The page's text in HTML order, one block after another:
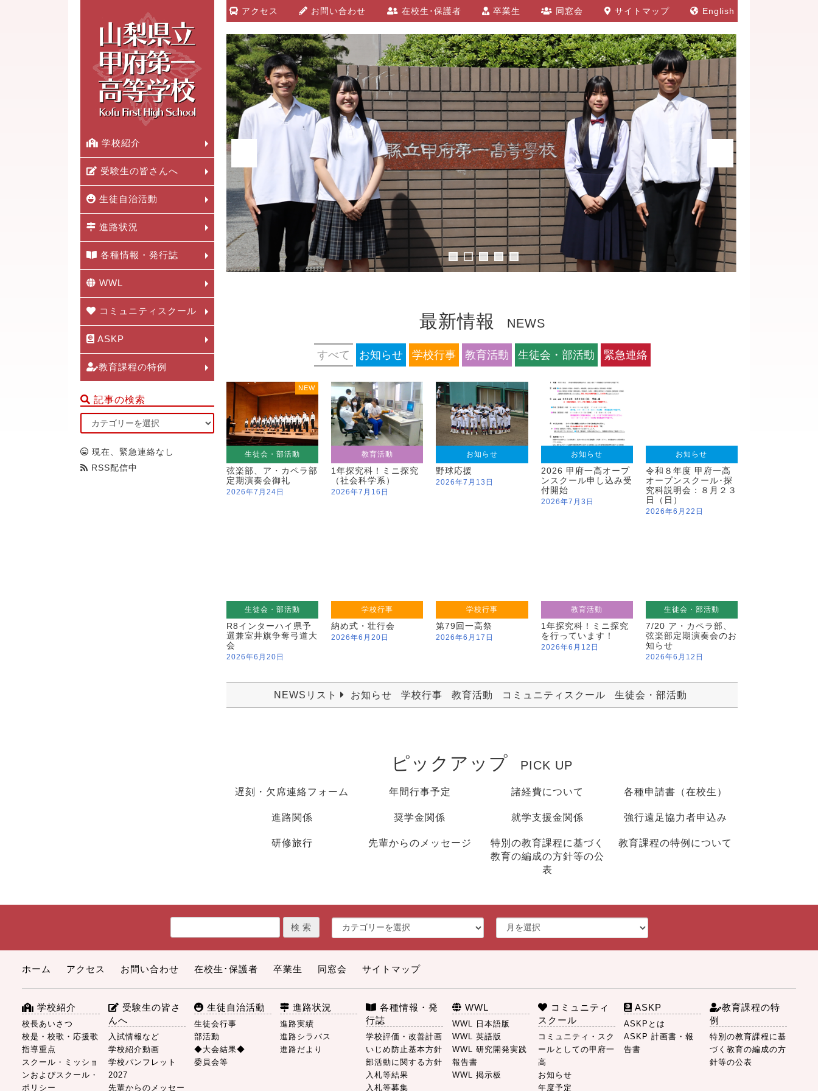
学校紹介
受験生の皆さんへ
生徒自治活動
進路状況
各種情報・発行誌
WWL
コミュニティスクール
ASKP
教育課程の特例
記事の検索
現在、緊急連絡なし
RSS配信中
アクセス お問い合わせ 在校生･保護者 卒業生 同窓会 サイトマップ English
最新情報 NEWS
すべて お知らせ 学校行事 教育活動 生徒会・部活動 緊急連絡
NEW
生徒会・部活動
弦楽部、ア・カペラ部
定期演奏会御礼
2026年7月24日
教育活動
1年探究科！ミニ探究
（社会科学系）
2026年7月16日
お知らせ
野球応援
2026年7月13日
お知らせ
2026 甲府一高オープ
ンスクール申し込み受
付開始
2026年7月3日
お知らせ
令和８年度 甲府一高
オープンスクール･探
究科説明会：８月２３
日（日）
2026年6月22日
生徒会・部活動
R8インターハイ県予
選兼室井旗争奪弓道大
会
2026年6月20日
学校行事
納め式・壮行会
2026年6月20日
学校行事
第79回一高祭
2026年6月17日
教育活動
1年探究科！ミニ探究
を行っています！
2026年6月12日
生徒会・部活動
7/20 ア・カペラ部、
弦楽部定期演奏会のお
知らせ
2026年6月12日
NEWSリスト お知らせ 学校行事 教育活動 コミュニティスクール 生徒会・部活動
ピックアップ PICK UP
遅刻・欠席連絡フォーム 年間行事予定 諸経費について 各種申請書（在校生）
進路関係 奨学金関係 就学支援金関係 強行遠足協力者申込み
研修旅行 先輩からのメッセージ
特別の教育課程に基づく
教育の編成の方針等の公
表
教育課程の特例について
ホーム アクセス お問い合わせ 在校生･保護者 卒業生 同窓会 サイトマップ
学校紹介
校長あいさつ
校是・校歌・応援歌
指導重点
スクール・ミッショ
ンおよびスクール・
ポリシー
受験生の皆さ
んへ
入試情報など
学校紹介動画
学校パンフレット
2027
先輩からのメッセー
生徒自治活動
生徒会行事
部活動
◆大会結果◆
委員会等
進路状況
進路実績
進路シラバス
進路だより
各種情報・発
行誌
学校評価・改善計画
いじめ防止基本方針
部活動に関する方針
入札等結果
入札等募集
WWL
WWL 日本語版
WWL 英語版
WWL 研究開発実践
報告書
WWL 掲示板
コミュニティ
スクール
コミュニティ・スク
ールとしての甲府一
高
お知らせ
年度予定
ASKP
ASKPとは
ASKP 計画書・報
告書
教育課程の特
例
特別の教育課程に基
づく教育の編成の方
針等の公表